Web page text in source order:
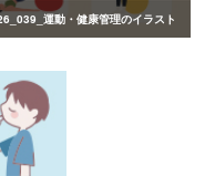
運動・健康管理のイラスト